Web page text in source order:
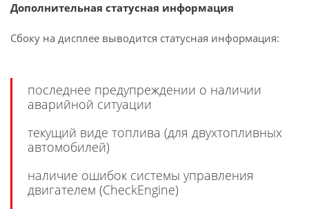
Дополнительная статусная информация
Сбоку на дисплее выводится статусная информация:
последнее предупреждении о наличии
аварийной ситуации
текущий виде топлива (для двухтопливных
автомобилей)
наличие ошибок системы управления
двигателем (CheckEngine)